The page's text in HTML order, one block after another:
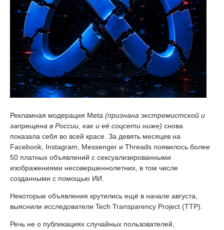
Рекламная модерация Meta (признана экстремистской и
запрещена в России, как и её соцсети ниже) снова
показала себя во всей красе. За девять месяцев на
Facebook, Instagram, Messenger и Threads появилось более
50 платных объявлений с сексуализированными
изображениями несовершеннолетних, в том числе
созданными с помощью ИИ.
Некоторые объявления крутились ещё в начале августа,
выяснили исследователи Tech Transparency Project (TTP).
Речь не о публикациях случайных пользователей,